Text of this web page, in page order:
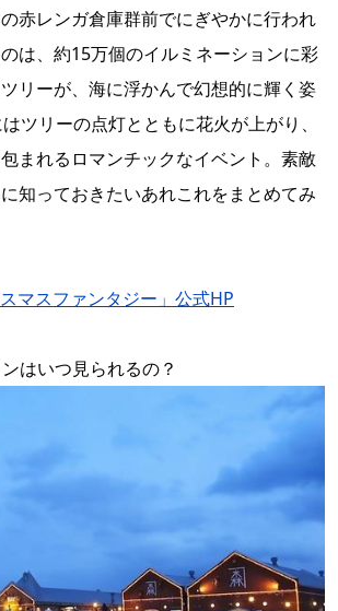
赤レンガ倉庫群前でにぎやかに行われ
は、約15万個のイルミネーションに彩
リーが、海に浮かんで幻想的に輝く姿
ツリーの点灯とともに花火が上がり、
まれるロマンチックなイベント。素敵
知っておきたいあれこれをまとめてみ
マスファンタジー」公式HP
はいつ見られるの？